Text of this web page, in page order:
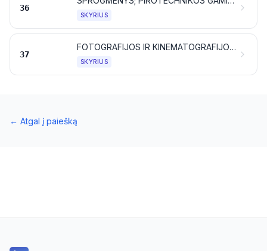
36
SKYRIUS
37
FOTOGRAFIJOS IR KINEMATOGRAFIJOS PREKĖS
SKYRIUS
← Atgal į paiešką